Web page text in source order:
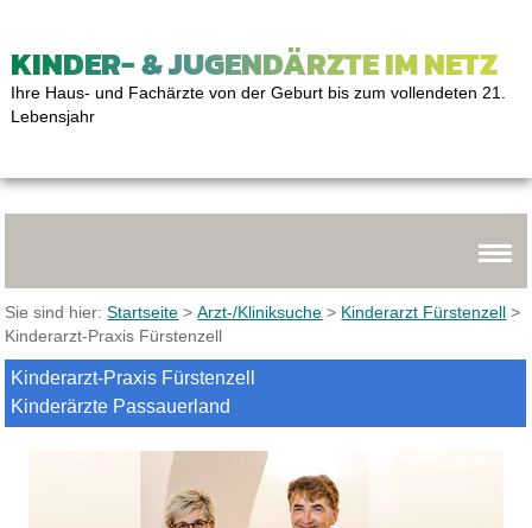
KINDER- & JUGENDÄRZTE IM NETZ
Ihre Haus- und Fachärzte von der Geburt bis zum vollendeten 21.
Lebensjahr
Sie sind hier:Startseite >Arzt-/Kliniksuche > Kinderarzt Fürstenzell >
Kinderarzt-Praxis Fürstenzell
Kinderarzt-Praxis Fürstenzell
Kinderärzte Passauerland